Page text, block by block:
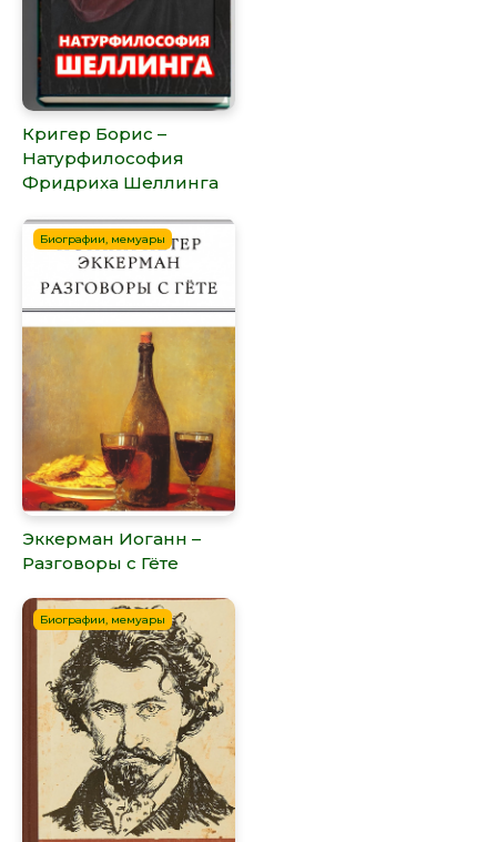
Кригер Борис –
Натурфилософия
Фридриха Шеллинга
Биографии, мемуары
Эккерман Иоганн –
Разговоры с Гёте
Биографии, мемуары